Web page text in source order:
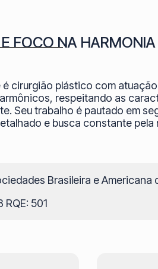
FOCO NA
é cirurgião plástico com
respeitando as
Seu trabalho é pautado em
e busca constante pela
Brasileira e Americana
RQE: 501